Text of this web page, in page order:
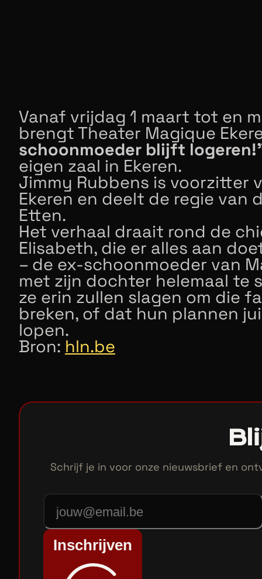
Vanaf vrijdag 1 maart tot en
brengt Theater Magique
schoonmoeder blijft
eigen zaal in Ekeren.
Jimmy Rubbens is voorzitter
Ekeren en deelt de regie van
Etten.
Het verhaal draait rond de
Elisabeth, die er alles aan
– de ex-schoonmoeder van
met zijn dochter helemaal te
ze erin zullen slagen om die
breken, of dat hun plannen
lopen.
Bron: hln.be
Schrijf je in voor onze nieuwsbrief en
Inschrijven